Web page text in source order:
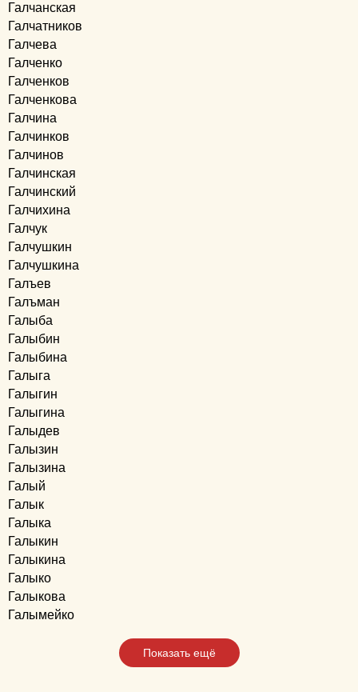
Галчанская
Галчатников
Галчева
Галченко
Галченков
Галченкова
Галчина
Галчинков
Галчинов
Галчинская
Галчинский
Галчихина
Галчук
Галчушкин
Галчушкина
Галъев
Галъман
Галыба
Галыбин
Галыбина
Галыга
Галыгин
Галыгина
Галыдев
Галызин
Галызина
Галый
Галык
Галыка
Галыкин
Галыкина
Галыко
Галыкова
Галымейко
Показать ещё